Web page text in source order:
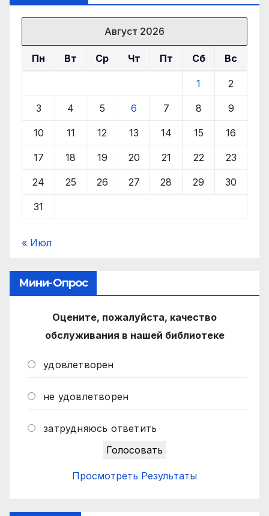
Август 2026
Пн Вт Ср Чт Пт Сб Вс
1 2
3 4 5 6 7 8 9
10 11 12 13 14 15 16
17 18 19 20 21 22 23
24 25 26 27 28 29 30
31
« Июл
Мини-Опрос
Оцените, пожалуйста, качество
обслуживания в нашей библиотеке
удовлетворен
не удовлетворен
затрудняюсь ответить
Просмотреть Результаты